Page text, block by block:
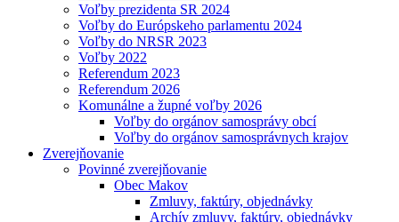
Voľby prezidenta SR 2024
Voľby do Európskeho parlamentu 2024
Voľby do NRSR 2023
Voľby 2022
Referendum 2023
Referendum 2026
Komunálne a župné voľby 2026
Voľby do orgánov samosprávy obcí
Voľby do orgánov samosprávnych krajov
Zverejňovanie
Povinné zverejňovanie
Obec Makov
Zmluvy, faktúry, objednávky
Archív zmluvy, faktúry, objednávky